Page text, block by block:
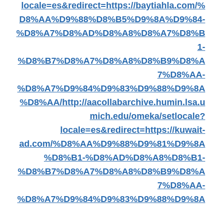
locale=es&redirect=https://baytiahla.com/%
D8%AA%D9%88%D8%B5%D9%8A%D9%84-
%D8%A7%D8%AD%D8%A8%D8%A7%D8%B
1-
%D8%B7%D8%A7%D8%A8%D8%B9%D8%A
7%D8%AA-
%D8%A7%D9%84%D9%83%D9%88%D9%8A
%D8%AA/http://aacollabarchive.humin.lsa.u
mich.edu/omeka/setlocale?
locale=es&redirect=https://kuwait-
ad.com/%D8%AA%D9%88%D9%81%D9%8A
%D8%B1-%D8%AD%D8%A8%D8%B1-
%D8%B7%D8%A7%D8%A8%D8%B9%D8%A
7%D8%AA-
%D8%A7%D9%84%D9%83%D9%88%D9%8A